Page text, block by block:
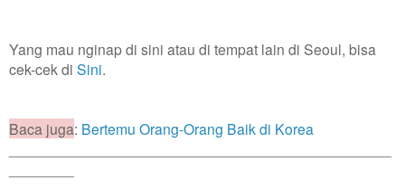
Yang mau nginap di sini atau di tempat lain di Seoul, bisa
cek-cek di Sini.
Baca juga: Bertemu Orang-Orang Baik di Korea